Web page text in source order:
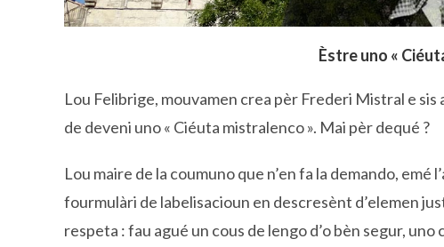
Èstre uno «
Lou Felibrige, mouvamen crea pèr Frederi Mistral e sis
de deveni uno « Ciéuta mistralenco ». Mai pèr dequé ?
Lou maire de la coumuno que n’en fa la demando,
fourmulàri de labelisacioun en descresènt d’elemen
respeta : fau agué un cous de lengo d’o bèn segur,